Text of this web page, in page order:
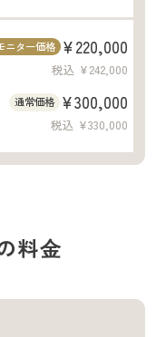
ニター価格 ¥220,000
税込 ¥242,000
通常価格 ¥300,000
税込 ¥330,000
料⾦